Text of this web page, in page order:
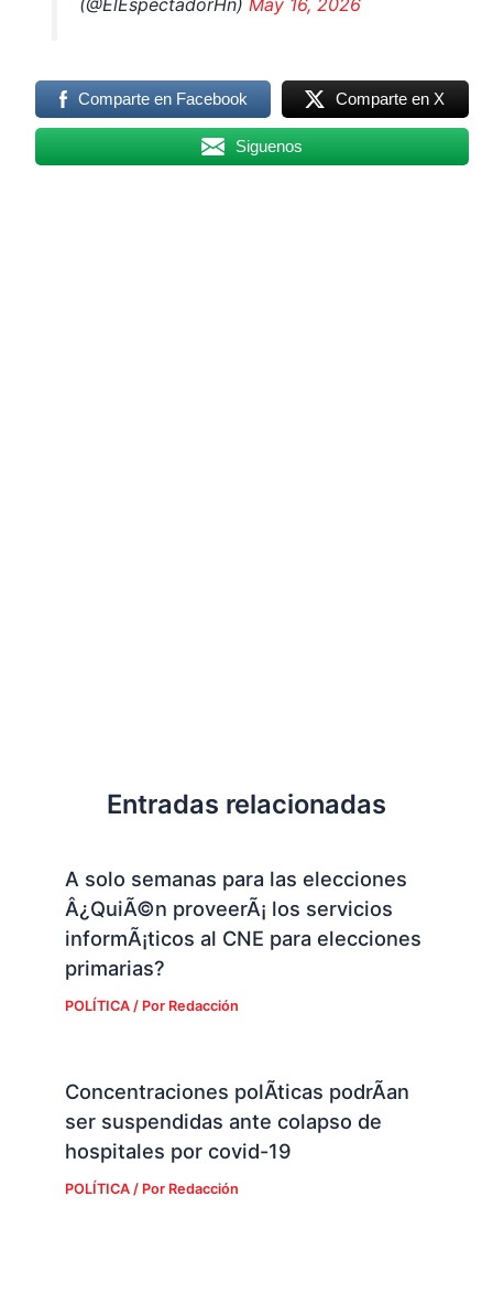
(@ElEspectadorHn) May 16, 2026
Comparte en Facebook Comparte en X
Siguenos
Entradas relacionadas
A solo semanas para las elecciones
Â¿QuiÃ©n proveerÃ¡ los servicios
informÃ¡ticos al CNE para elecciones
primarias?
POLÍTICA/ Por Redacción
Concentraciones polÃ­ticas podrÃ­an
ser suspendidas ante colapso de
hospitales por covid-19
POLÍTICA/ Por Redacción